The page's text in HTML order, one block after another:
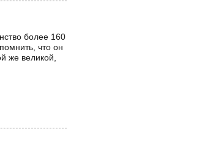
более 160
что он
же великой,